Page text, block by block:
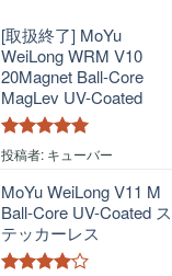
[取扱終了] MoYu
WeiLong WRM V10
20Magnet Ball-Core
MagLev UV-Coated
5段階中 5 の
投稿者: キューバー
MoYu WeiLong V11 M
Ball-Core UV-Coated ス
テッカーレス